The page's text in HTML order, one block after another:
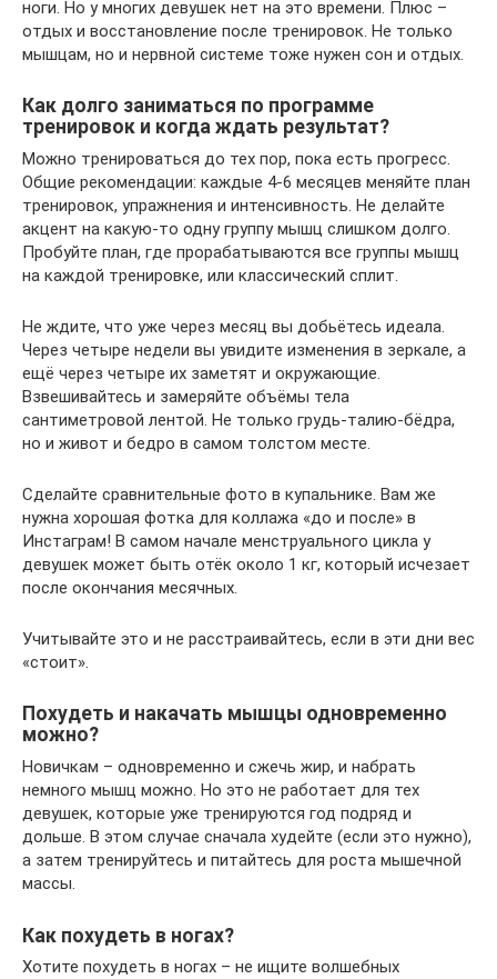
ноги. Но у многих девушек нет на это времени. Плюс –
отдых и восстановление после тренировок. Не только
мышцам, но и нервной системе тоже нужен сон и отдых.
Как долго заниматься по программе
тренировок и когда ждать результат?
Можно тренироваться до тех пор, пока есть прогресс.
Общие рекомендации: каждые 4-6 месяцев меняйте план
тренировок, упражнения и интенсивность. Не делайте
акцент на какую-то одну группу мышц слишком долго.
Пробуйте план, где прорабатываются все группы мышц
на каждой тренировке, или классический сплит.
Не ждите, что уже через месяц вы добьётесь идеала.
Через четыре недели вы увидите изменения в зеркале, а
ещё через четыре их заметят и окружающие.
Взвешивайтесь и замеряйте объёмы тела
сантиметровой лентой. Не только грудь-талию-бёдра,
но и живот и бедро в самом толстом месте.
Сделайте сравнительные фото в купальнике. Вам же
нужна хорошая фотка для коллажа «до и после» в
Инстаграм! В самом начале менструального цикла у
девушек может быть отёк около 1 кг, который исчезает
после окончания месячных.
Учитывайте это и не расстраивайтесь, если в эти дни вес
«стоит».
Похудеть и накачать мышцы одновременно
можно?
Новичкам – одновременно и сжечь жир, и набрать
немного мышц можно. Но это не работает для тех
девушек, которые уже тренируются год подряд и
дольше. В этом случае сначала худейте (если это нужно),
а затем тренируйтесь и питайтесь для роста мышечной
массы.
Как похудеть в ногах?
Хотите похудеть в ногах – не ищите волшебных